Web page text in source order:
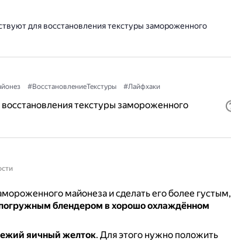
для восстановления текстуры замороженного
#ВосстановлениеТекстуры #Лайфхаки
текстуры замороженного
майонеза и сделать его более густым,
погружным блендером в хорошо охлаждённом
яичный желток. Для этого нужно положить